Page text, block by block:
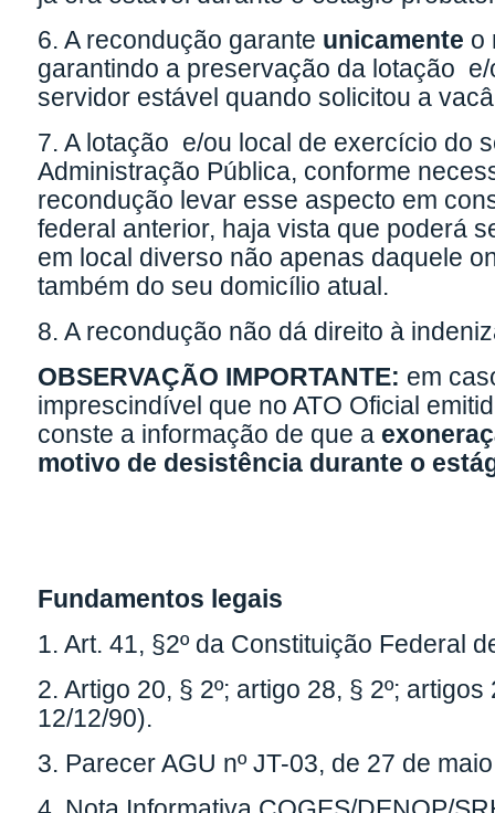
6. A recondução garante unicamente o
garantindo a preservação da lotação
servidor estável quando solicitou a
7. A lotação e/ou local de exercício do
Administração Pública, conforme
recondução levar esse aspecto em
federal anterior, haja vista que poderá
em local diverso não apenas daquele
também do seu domicílio atual.
8. A recondução não dá direito à
OBSERVAÇÃO IMPORTANTE: em
imprescindível que no ATO Oficial
conste a informação de que a
motivo de desistência durante o
Fundamentos legais
1. Art. 41, §2º da Constituição Federal
2. Artigo 20, § 2º; artigo 28, § 2º;
12/12/90).
3. Parecer AGU nº JT-03, de 27 de